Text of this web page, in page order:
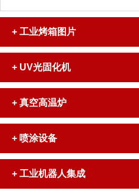
+ 工业烤箱图片
+ UV光固化机
+ 真空高温炉
+ 喷涂设备
+ 工业机器人集成